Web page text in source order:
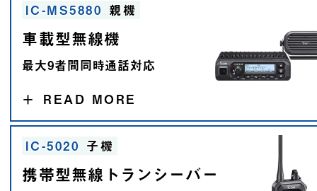
IC-MS5880 親機
車載型無線機
最大9者間同時通話対応
＋
READ MORE
IC-5020 子機
携帯型無線トランシーバー